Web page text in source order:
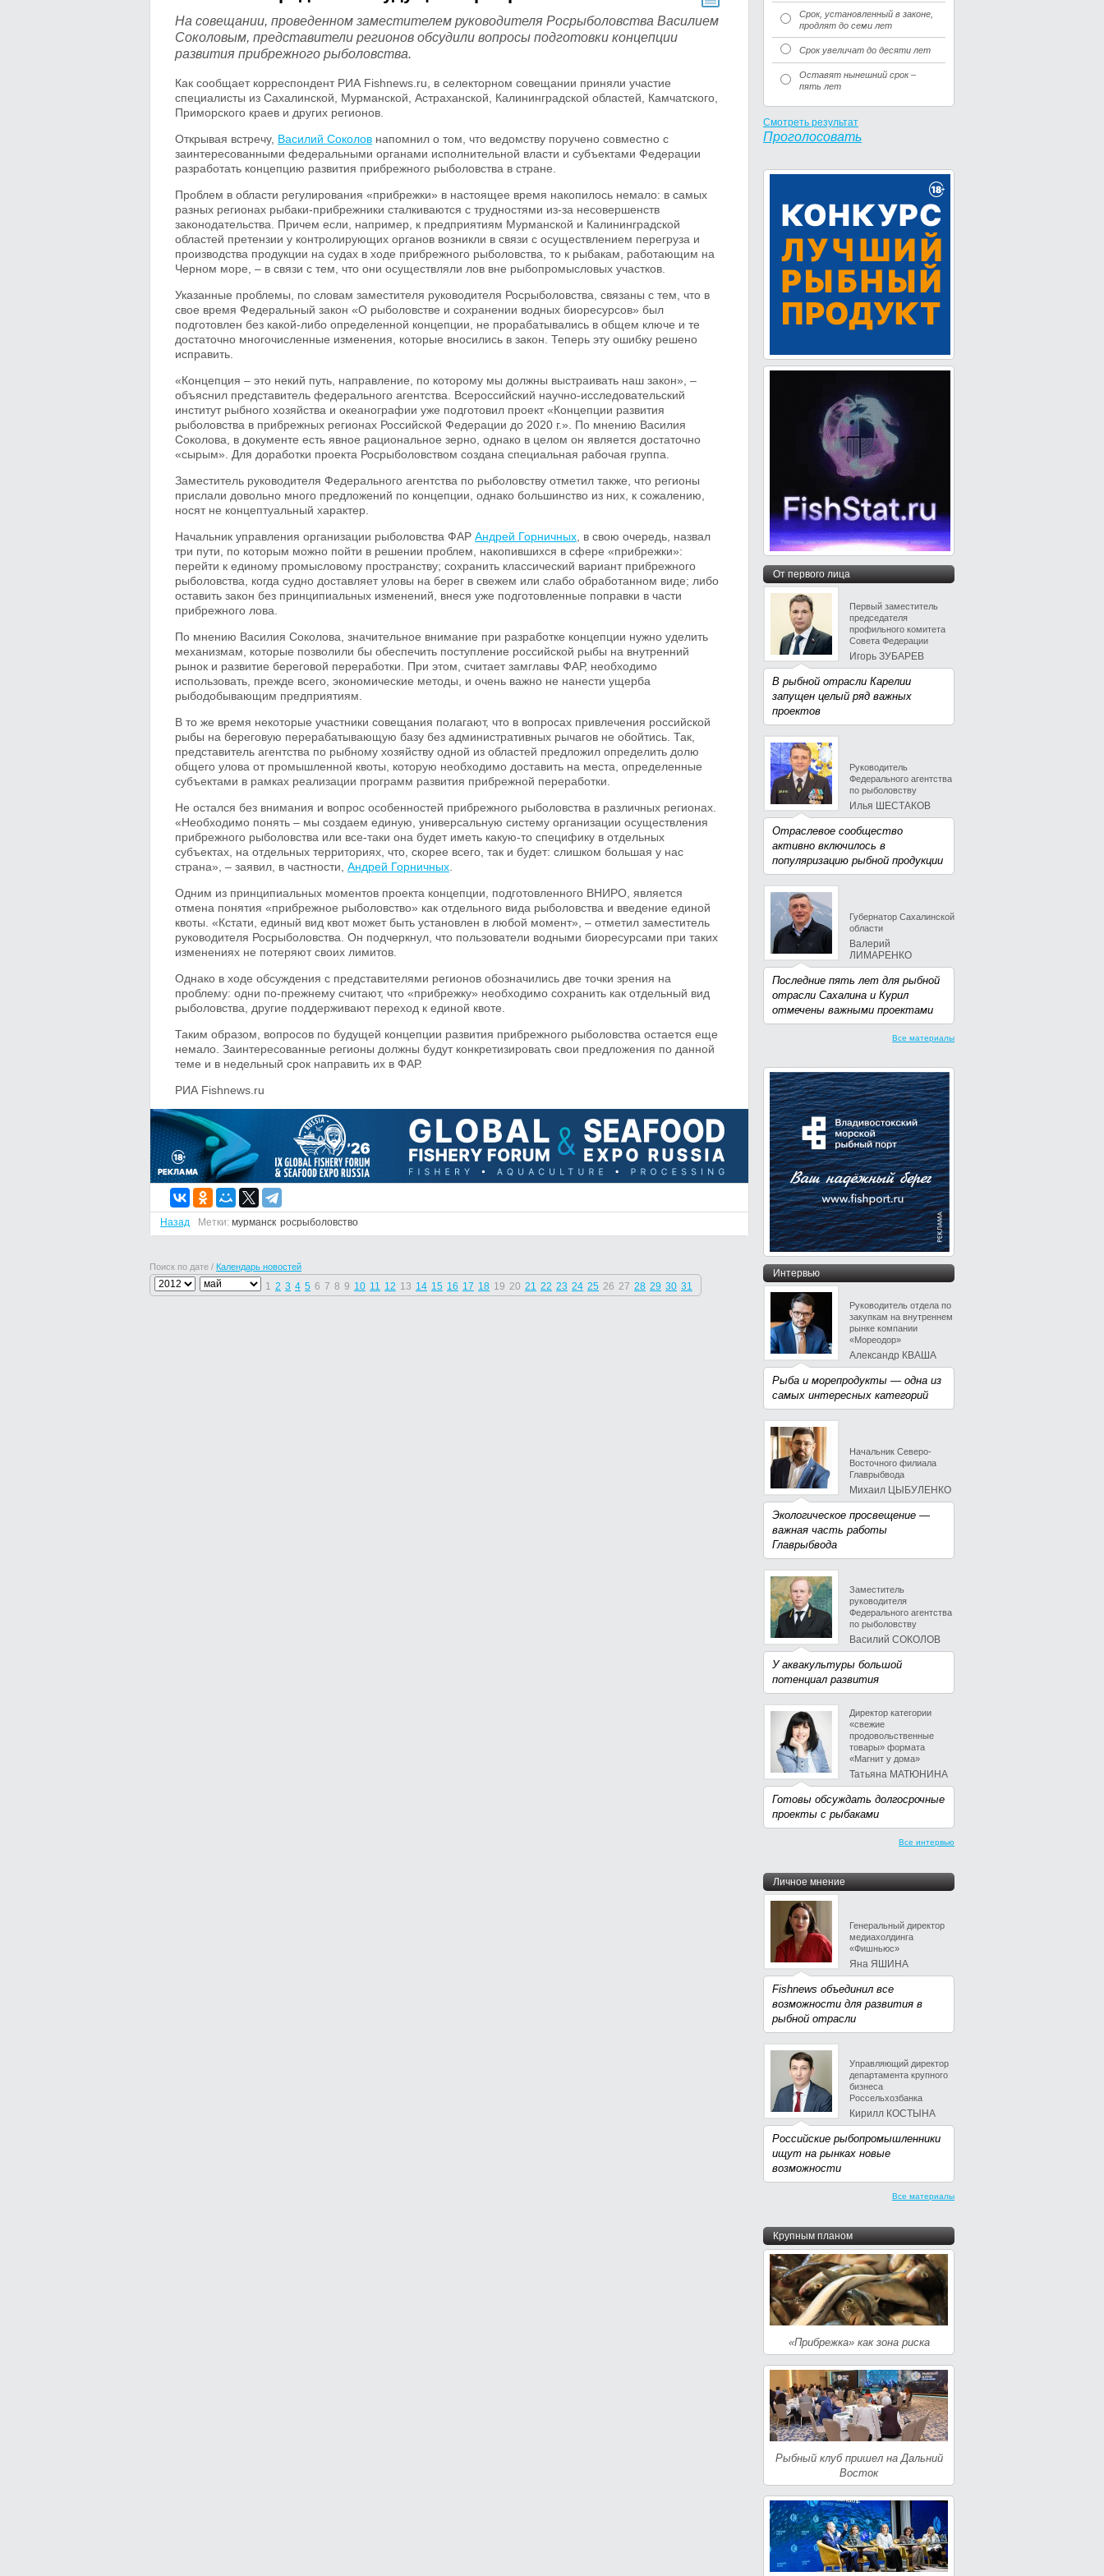
На совещании, проведенном заместителем руководителя Росрыболовства Василием
Соколовым, представители регионов обсудили вопросы подготовки концепции
развития прибрежного рыболовства.
Как сообщает корреспондент РИА Fishnews.ru, в селекторном совещании приняли участие
специалисты из Сахалинской, Мурманской, Астраханской, Калининградской областей, Камчатского,
Приморского краев и других регионов.
Открывая встречу, Василий Соколов напомнил о том, что ведомству поручено совместно с
заинтересованными федеральными органами исполнительной власти и субъектами Федерации
разработать концепцию развития прибрежного рыболовства в стране.
Проблем в области регулирования «прибрежки» в настоящее время накопилось немало: в самых
разных регионах рыбаки-прибрежники сталкиваются с трудностями из-за несовершенств
законодательства. Причем если, например, к предприятиям Мурманской и Калининградской
областей претензии у контролирующих органов возникли в связи с осуществлением перегруза и
производства продукции на судах в ходе прибрежного рыболовства, то к рыбакам, работающим на
Черном море, – в связи с тем, что они осуществляли лов вне рыбопромысловых участков.
Указанные проблемы, по словам заместителя руководителя Росрыболовства, связаны с тем, что в
свое время Федеральный закон «О рыболовстве и сохранении водных биоресурсов» был
подготовлен без какой-либо определенной концепции, не прорабатывались в общем ключе и те
достаточно многочисленные изменения, которые вносились в закон. Теперь эту ошибку решено
исправить.
«Концепция – это некий путь, направление, по которому мы должны выстраивать наш закон», –
объяснил представитель федерального агентства. Всероссийский научно-исследовательский
институт рыбного хозяйства и океанографии уже подготовил проект «Концепции развития
рыболовства в прибрежных регионах Российской Федерации до 2020 г.». По мнению Василия
Соколова, в документе есть явное рациональное зерно, однако в целом он является достаточно
«сырым». Для доработки проекта Росрыболовством создана специальная рабочая группа.
Заместитель руководителя Федерального агентства по рыболовству отметил также, что регионы
прислали довольно много предложений по концепции, однако большинство из них, к сожалению,
носят не концептуальный характер.
Начальник управления организации рыболовства ФАР Андрей Горничных , в свою очередь, назвал
три пути, по которым можно пойти в решении проблем, накопившихся в сфере «прибрежки»:
перейти к единому промысловому пространству; сохранить классический вариант прибрежного
рыболовства, когда судно доставляет уловы на берег в свежем или слабо обработанном виде; либо
оставить закон без принципиальных изменений, внеся уже подготовленные поправки в части
прибрежного лова.
По мнению Василия Соколова, значительное внимание при разработке концепции нужно уделить
механизмам, которые позволили бы обеспечить поступление российской рыбы на внутренний
рынок и развитие береговой переработки. При этом, считает замглавы ФАР, необходимо
использовать, прежде всего, экономические методы, и очень важно не нанести ущерба
рыбодобывающим предприятиям.
В то же время некоторые участники совещания полагают, что в вопросах привлечения российской
рыбы на береговую перерабатывающую базу без административных рычагов не обойтись. Так,
представитель агентства по рыбному хозяйству одной из областей предложил определить долю
общего улова от промышленной квоты, которую необходимо доставить на места, определенные
субъектами в рамках реализации программ развития прибрежной переработки.
Не остался без внимания и вопрос особенностей прибрежного рыболовства в различных регионах.
«Необходимо понять – мы создаем единую, универсальную систему организации осуществления
прибрежного рыболовства или все-таки она будет иметь какую-то специфику в отдельных
субъектах, на отдельных территориях, что, скорее всего, так и будет: слишком большая у нас
страна», – заявил, в частности, Андрей Горничных
Одним из принципиальных моментов проекта концепции, подготовленного ВНИРО, является
отмена понятия «прибрежное рыболовство» как отдельного вида рыболовства и введение единой
квоты. «Кстати, единый вид квот может быть установлен в любой момент», – отметил заместитель
руководителя Росрыболовства. Он подчеркнул, что пользователи водными биоресурсами при таких
изменениях не потеряют своих лимитов.
Однако в ходе обсуждения с представителями регионов обозначились две точки зрения на
проблему: одни по-прежнему считают, что «прибрежку» необходимо сохранить как отдельный вид
рыболовства, другие поддерживают переход к единой квоте.
Таким образом, вопросов по будущей концепции развития прибрежного рыболовства остается еще
немало. Заинтересованные регионы должны будут конкретизировать свои предложения по данной
теме и в недельный срок направить их в ФАР.
РИА Fishnews.ru
Назад Метки: мурманск росрыболовство
Поиск по дате / Календарь новостей
1 2 3 4 5 6 7 8 9 10 11 12 13 14 15 16 17 18 19 20 21 22 23 24 25 26 27 28 29 30 31
Срок, установленный в законе,
продлят до семи лет
Срок увеличат до десяти лет
Оставят нынешний срок –
пять лет
Смотреть результат
Проголосовать
От первого лица
Первый заместитель
председателя
профильного комитета
Совета Федерации
Игорь ЗУБАРЕВ
В рыбной отрасли Карелии
запущен целый ряд важных
проектов
Руководитель
Федерального агентства
по рыболовству
Илья ШЕСТАКОВ
Отраслевое сообщество
активно включилось в
популяризацию рыбной продукции
Губернатор Сахалинской
области
Валерий
ЛИМАРЕНКО
Последние пять лет для рыбной
отрасли Сахалина и Курил
отмечены важными проектами
Все материалы
Интервью
Руководитель отдела по
закупкам на внутреннем
рынке компании
«Мореодор»
Александр КВАША
Рыба и морепродукты — одна из
самых интересных категорий
Начальник Северо-
Восточного филиала
Главрыбвода
Михаил ЦЫБУЛЕНКО
Экологическое просвещение —
важная часть работы
Главрыбвода
Заместитель
руководителя
Федерального агентства
по рыболовству
Василий СОКОЛОВ
У аквакультуры большой
потенциал развития
Директор категории
«свежие
продовольственные
товары» формата
«Магнит у дома»
Татьяна МАТЮНИНА
Готовы обсуждать долгосрочные
проекты с рыбаками
Все интервью
Личное мнение
Генеральный директор
медиахолдинга
«Фишньюс»
Яна ЯШИНА
Fishnews объединил все
возможности для развития в
рыбной отрасли
Управляющий директор
департамента крупного
бизнеса
Россельхозбанка
Кирилл КОСТЫНА
Российские рыбопромышленники
ищут на рынках новые
возможности
Все материалы
Крупным планом
«Прибрежка» как зона риска
Рыбный клуб пришел на Дальний
Восток